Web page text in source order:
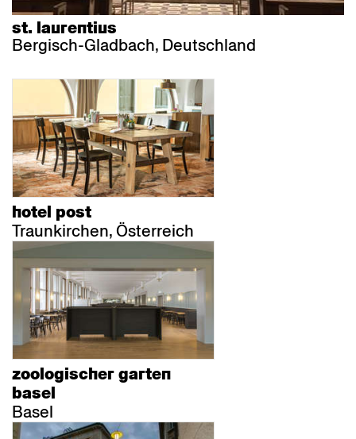
st. laurentius
Bergisch-Gladbach, Deutschland
hotel post
Traunkirchen, Österreich
zoologischer garten
basel
Basel